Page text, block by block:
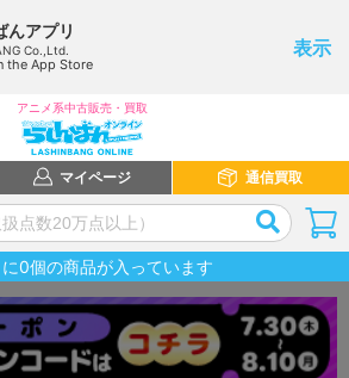
んアプリ
Co.,Ltd.
the App Store
表示
アニメ系中古販売・買取
マイページ 通信買取
0個の商品が入っています